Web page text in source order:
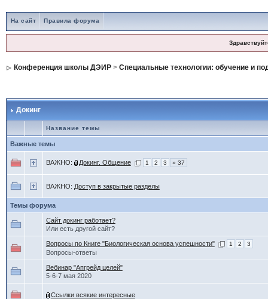
На сайт Правила форума
Конференция школы ДЭИР> Специальные технологии: обучение и
Докинг
Название темы
Важные темы
ВАЖНО: Докинг. Общение 1 2 3 » 37
ВАЖНО: Доступ в закрытые разделы
Темы форума
Сайт докинг работает?
Или есть другой сайт?
Вопросы по Книге "Биологическая основа успешности" 1 2 3
Вопросы-ответы
Вебинар "Апгрейд целей"
5-6-7 мая 2020
Ссылки всякие интересные